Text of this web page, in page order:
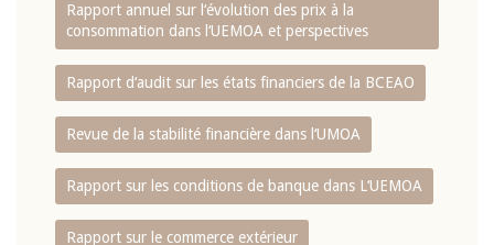
Rapport annuel sur l‘évolution des prix à la
consommation dans l‘UEMOA et perspectives
Rapport d‘audit sur les états financiers de la BCEAO
Revue de la stabilité financière dans l‘UMOA
Rapport sur les conditions de banque dans L‘UEMOA
Rapport sur le commerce extérieur